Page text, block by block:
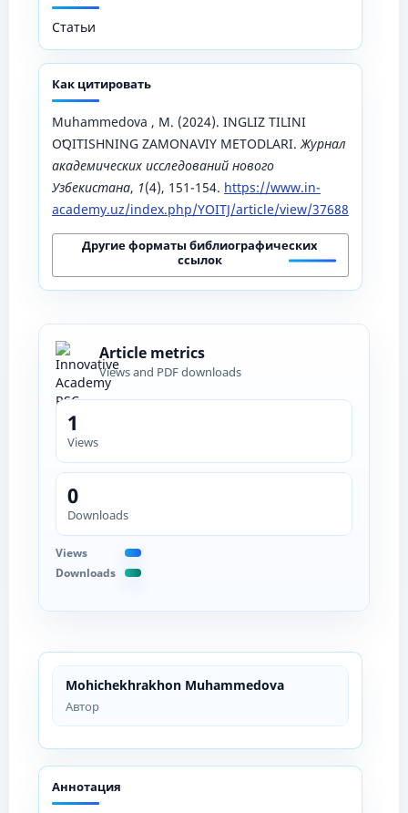
Mohichekhrakhon Muhammedova
Автор
Аннотация
Статьи
Как цитировать
Muhammedova , M. (2024). INGLIZ TILINI
OʻQITISHNING ZAMONAVIY METODLARI.Журнал
академических исследований нового
Узбекистана, 1(4), 151-154. https://www.in-
academy.uz/index.php/YOITJ/article/view/37688
Другие форматы библиографических
ссылок
Article metrics
Views and PDF downloads
1
Views
0
Downloads
Views
Downloads